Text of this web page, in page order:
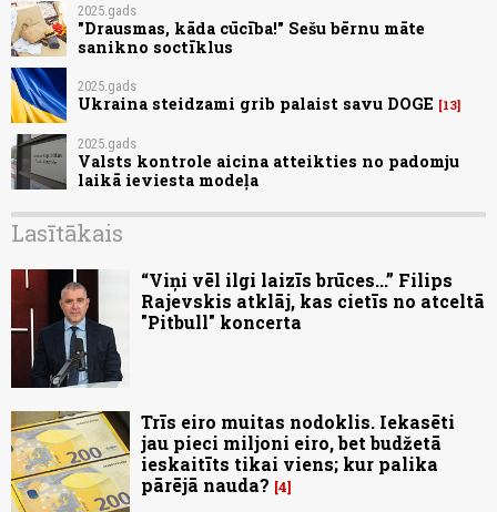
2025.gads
"Drausmas, kāda cūcība!" Sešu bērnu māte
sanikno soctīklus
2025.gads
Ukraina steidzami grib palaist savu DOGE 13
2025.gads
Valsts kontrole aicina atteikties no padomju
laikā ieviesta modeļa
Lasītākais
“Viņi vēl ilgi laizīs brūces...” Filips
Rajevskis atklāj, kas cietīs no atceltā
"Pitbull" koncerta
Trīs eiro muitas nodoklis. Iekasēti
jau pieci miljoni eiro, bet budžetā
ieskaitīts tikai viens; kur palika
pārējā nauda? 4